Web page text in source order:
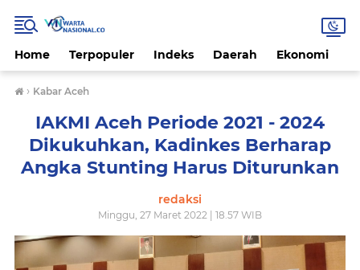
Home Terpopuler Indeks Daerah Ekonomi
› Kabar Aceh
IAKMI Aceh Periode 2021 - 2024
Dikukuhkan, Kadinkes Berharap
Angka Stunting Harus Diturunkan
redaksi
Minggu, 27 Maret 2022 | 18.57 WIB